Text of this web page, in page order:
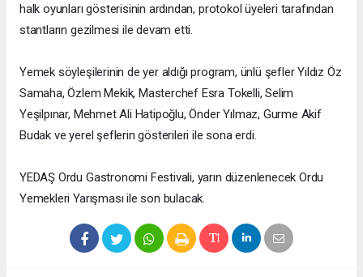
halk oyunları gösterisinin ardından, protokol üyeleri tarafından
stantların gezilmesi ile devam etti.
Yemek söyleşilerinin de yer aldığı program, ünlü şefler Yıldız Öz
Samaha, Özlem Mekik, Masterchef Esra Tokelli, Selim
Yeşilpınar, Mehmet Ali Hatipoğlu, Önder Yılmaz, Gurme Akif
Budak ve yerel şeflerin gösterileri ile sona erdi.
YEDAŞ Ordu Gastronomi Festivali, yarın düzenlenecek Ordu
Yemekleri Yarışması ile son bulacak.